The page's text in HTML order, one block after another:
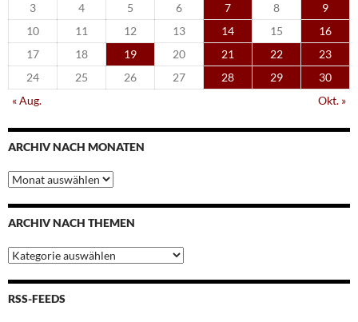
3
4 5 6 7 8
9
10
11 12 13 14 15
16
17
18 19 20 21 22
23
24
25 26 27 28 29
30
« Aug.
Okt. »
ARCHIV NACH MONATEN
Archiv
nach
Monaten
ARCHIV NACH THEMEN
Archiv
nach
Themen
RSS-FEEDS